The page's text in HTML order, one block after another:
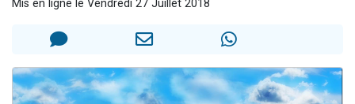
2 nouvelles musiques dans Torah-Box Music
8 personnes viennent de faire un don pour Tsédaka : pauvres d'Israel
Mis en ligne le Vendredi 27 Juillet 2018